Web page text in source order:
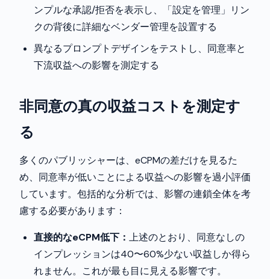
ンプルな承認/拒否を表示し、「設定を管理」リン
クの背後に詳細なベンダー管理を設置する
異なるプロンプトデザインをテストし、同意率と
下流収益への影響を測定する
非同意の真の収益コストを測定す
る
多くのパブリッシャーは、eCPMの差だけを見るた
め、同意率が低いことによる収益への影響を過小評価
しています。包括的な分析では、影響の連鎖全体を考
慮する必要があります：
直接的なeCPM低下： 上述のとおり、同意なしの
インプレッションは40〜60%少ない収益しか得ら
れません。これが最も目に見える影響です。